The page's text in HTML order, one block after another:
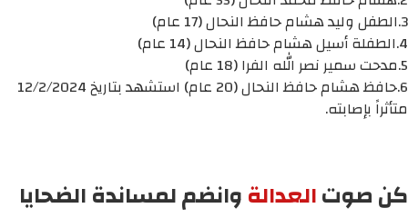
3.الطفل وليد هشام حافظ النحال (17 عام)
4.الطفلة أسيل هشام حافظ النحال (14 عام)
5.مدحت سمير نصر الله الفرا (18 عام)
6.حافظ هشام حافظ النحال (20 عام) استشهد بتاريخ 12/2/2024
متأثراً بإصابته.
كن صوتالعدالةوانضم لمساندة الضحايا